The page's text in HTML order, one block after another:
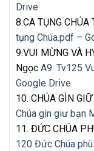
Drive
8.CA TỤNG CHÚA
tụng Chúa.pdf –
9.VUI MỪNG VÀ
Ngọc A9. Tv125
Google Drive
10. CHÚA GÌN
Chúa gìn giư bạn
11. ĐỨC CHÚA
120 Đức Chúa